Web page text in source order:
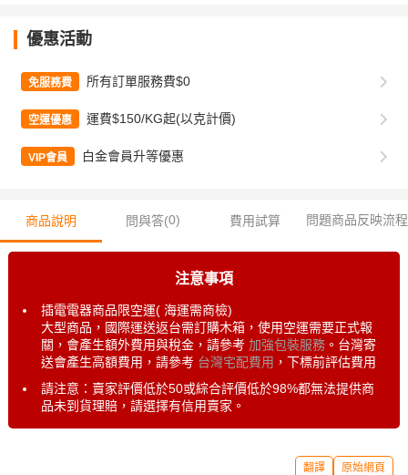
優惠活動
免服務費 所有訂單服務費$0
空運優惠 運費$150/KG起(以克計價)
VIP會員 白金會員升等優惠
商品說明 問與答(0) 費用試算 問題商品反映流程
注意事項
插電電器商品限空運( 海運需商檢)
大型商品，國際運送返台需訂購木箱，使用空運需要正式報
關，會產生額外費用與稅金，請參考 加強包裝服務。台灣寄
送會產生高額費用，請參考 台灣宅配費用 ，下標前評估費用
請注意：賣家評價低於50或綜合評價低於98%都無法提供商
品未到貨理賠，請選擇有信用賣家。
翻譯 原始網頁